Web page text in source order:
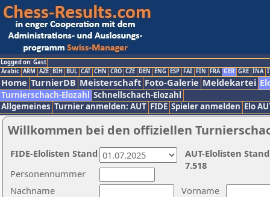
Logged on: Gast
Arabic ARM AZE BIH BUL CAT CHN CRO CZE DEN ENG ESP FAI FIN FRA GER GRE INA
Home TurnierDB Meisterschaft Foto-Galerie Meldekartei
Turnierschach-Elozahl Schnellschach-Elozahl
Allgemeines Turnier anmelden: AUT FIDE Spieler anmelden Elo
Willkommen bei den offiziellen
Nachname
Vorname
Personennummer
AUT-Elolisten
7.518
FIDE-Elolisten Stand